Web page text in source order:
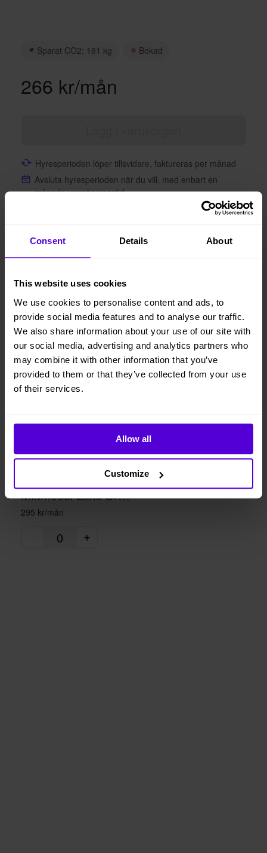
Consent Details About
This website uses cookies
We use cookies to personalise content and ads, to
provide social media features and to analyse our traffic.
We also share information about your use of our site with
our social media, advertising and analytics partners who
may combine it with other information that you’ve
provided to them or that they’ve collected from your use
of their services.
Allow all
Customize
Sparat CO2: 161 kg Bokad
266 kr/mån
Hyresperioden löper tillsvidare, faktureras per månad
Avsluta hyresperioden när du vill, med enbart en
månads uppsägningstid
Liknande produkter
1 i lager
Mittmodul Lake Drizzle
295 kr/mån